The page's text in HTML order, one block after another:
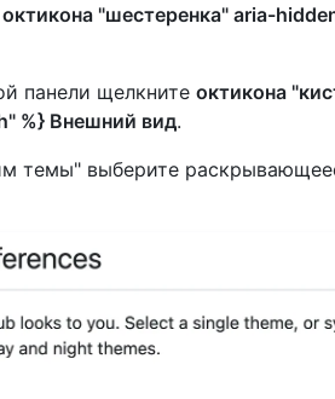
октикона "шестеренка" aria-
панели щелкните октикона
%} Внешний вид.
темы" выберите